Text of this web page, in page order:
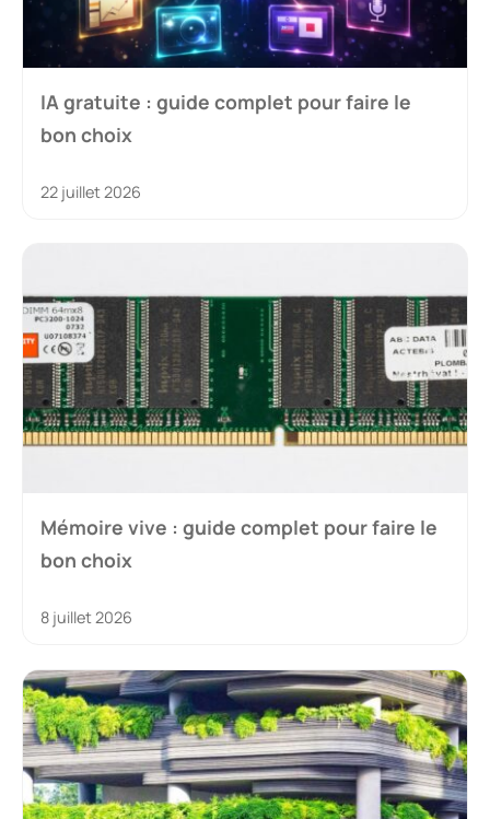
IA gratuite : guide complet pour faire le
bon choix
22 juillet 2026
Mémoire vive : guide complet pour faire le
bon choix
8 juillet 2026